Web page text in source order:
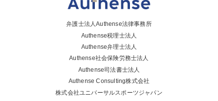
弁護士法人Authense法律事務所
Authense税理士法人
Authense弁理士法人
Authense社会保険労務士法人
Authense司法書士法人
Authense Consulting株式会社
株式会社ユニバーサルスポーツジャパン